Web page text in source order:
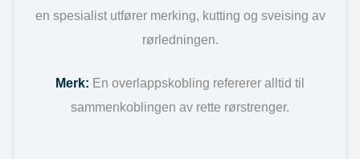
en spesialist utfører merking, kutting og sveising av
rørledningen.
Merk: En overlappskobling refererer alltid til
sammenkoblingen av rette rørstrenger.